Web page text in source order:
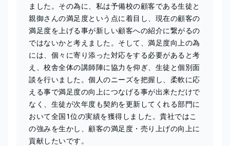
ました。その為に、私は予備校の顧客である生徒と
親御さんの満足度という点に着目し、現在の顧客の
満足度を上げる事が新しい顧客への紹介に繋がるの
ではないかと考えました。そして、満足度向上の為
には、個々に寄り添った対応をする必要があると考
え、校舎全体の講師陣に協力を仰ぎ、生徒と個別面
談を行いました。個人のニーズを把握し、柔軟に応
える事で満足度の向上につなげる事が出来ただけで
なく、生徒が次年度も契約を更新してくれる部門に
おいて全国1位の実績を獲得しました。貴社ではこ
の強みを生かし、顧客の満足度・売り上げの向上に
貢献したいです。